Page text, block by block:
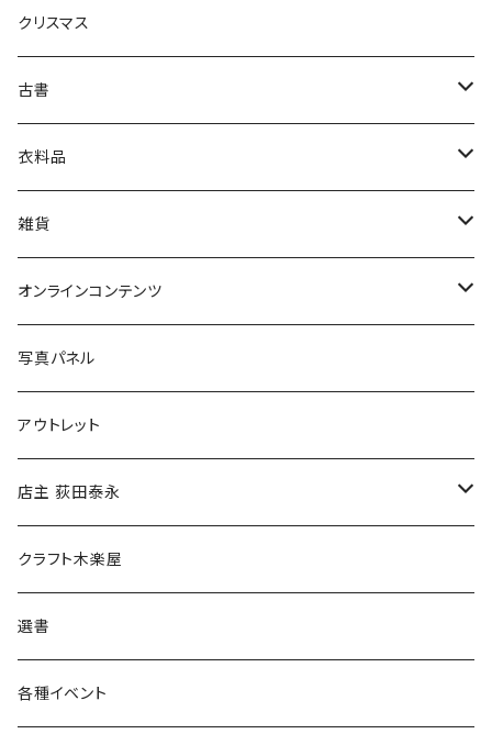
芸術・絵画・写真
絵本・児童書
娯楽・エンターテインメント
クリスマス
古書
古書セット
美術
衣料品
POLEWARDS
Tシャツ
雑貨
バッグ
ブックカバー
マグカップ
傘
食料品
その他
オンラインコンテンツ
冒険クロストーク
写真パネル
アウトレット
店主 荻田泰永
書籍
ウェア
クラフト木楽屋
選書
各種イベント